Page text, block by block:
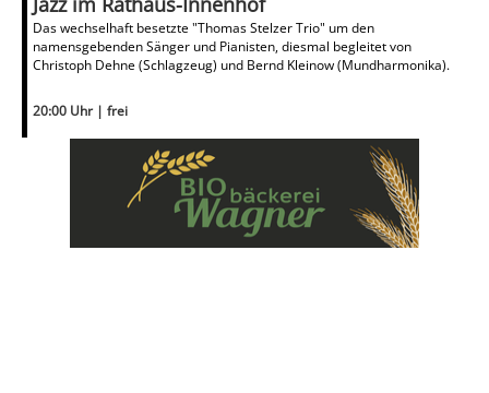
Das wechselhaft besetzte "Thomas Stelzer Trio" um den
namensgebenden Sänger und Pianisten, diesmal begleitet von
Christoph Dehne (Schlagzeug) und Bernd Kleinow (Mundharmonika).
20:00 Uhr | frei